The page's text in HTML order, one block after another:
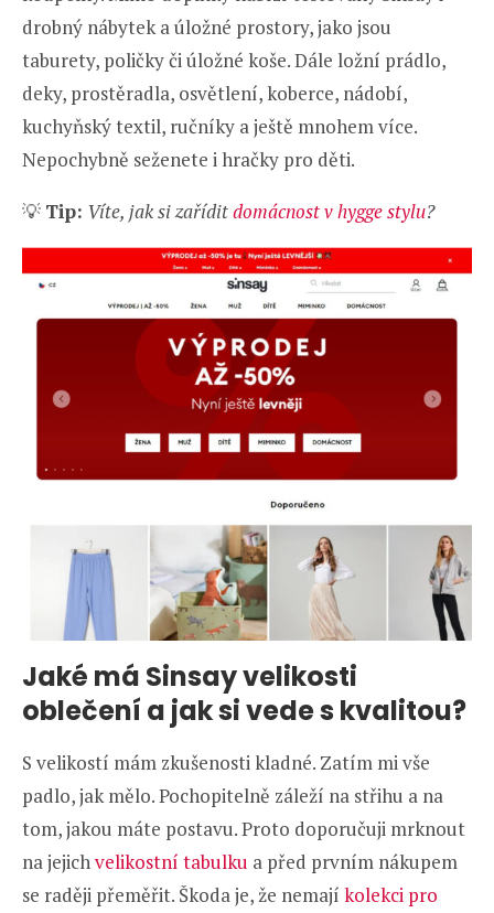
drobný nábytek a úložné prostory, jako jsou
taburety, poličky či úložné koše. Dále ložní prádlo,
deky, prostěradla, osvětlení, koberce, nádobí,
kuchyňský textil, ručníky a ještě mnohem více.
Nepochybně seženete i hračky pro děti.
💡 Tip: Víte, jak si zaříditdomácnost v hygge stylu?
Jaké má Sinsay velikosti
oblečení a jak si vede s kvalitou?
S velikostí mám zkušenosti kladné. Zatím mi vše
padlo, jak mělo. Pochopitelně záleží na střihu a na
tom, jakou máte postavu. Proto doporučuji mrknout
na jejichvelikostní tabulku a před prvním nákupem
se raději přeměřit. Škoda je, že nemají kolekci pro